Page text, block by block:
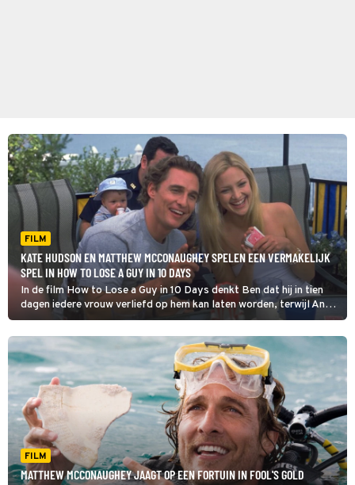
FILM
KATE HUDSON EN MATTHEW MCCONAUGHEY SPELEN EEN VERMAKELIJK
SPEL IN HOW TO LOSE A GUY IN 10 DAYS
In de film How to Lose a Guy in 10 Days denkt Ben dat hij in tien
dagen iedere vrouw verliefd op hem kan laten worden, terwijl Andie
juist weet hoe ze in diezelfde tijd iedere man kan dumpen en ze hun
ideeën op elkaar gaan uitproberen.
FILM
MATTHEW MCCONAUGHEY JAAGT OP EEN FORTUIN IN FOOL'S GOLD